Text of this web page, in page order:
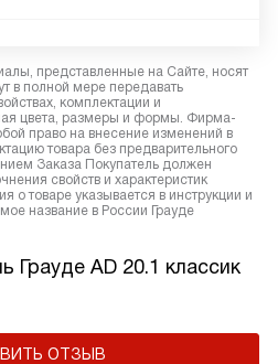
представленные на Сайте, носят
в полной мере передавать
комплектации и
цвета, размеры и формы. Фирма-
право на внесение изменений в
товара без предварительного
Заказа Покупатель должен
свойств и характеристик
товаре указывается в инструкции и
название в России Грауде
Грауде AD 20.1 классик
ОТЗЫВ